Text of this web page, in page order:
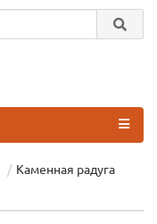
Каменная радуга